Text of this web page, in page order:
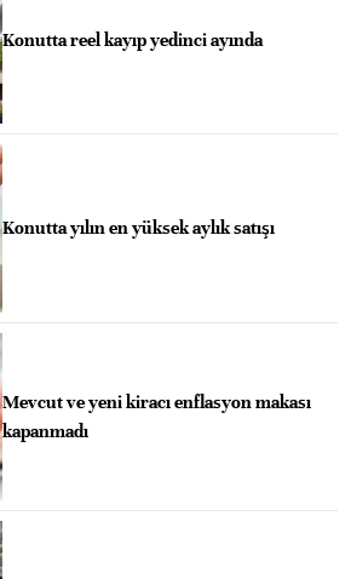
Konutta reel kayıp yedinci ayında
Konutta yılın en yüksek aylık satışı
Mevcut ve yeni kiracı enflasyon makası
kapanmadı